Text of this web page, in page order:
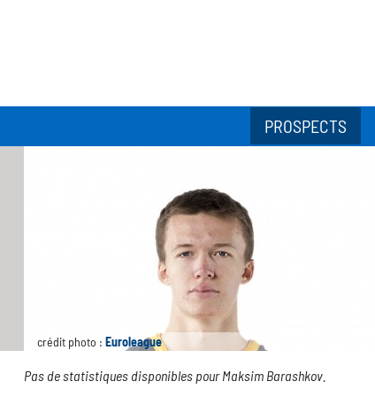
PROSPECTS
crédit photo : Euroleague
Pas de statistiques disponibles pour Maksim Barashkov.